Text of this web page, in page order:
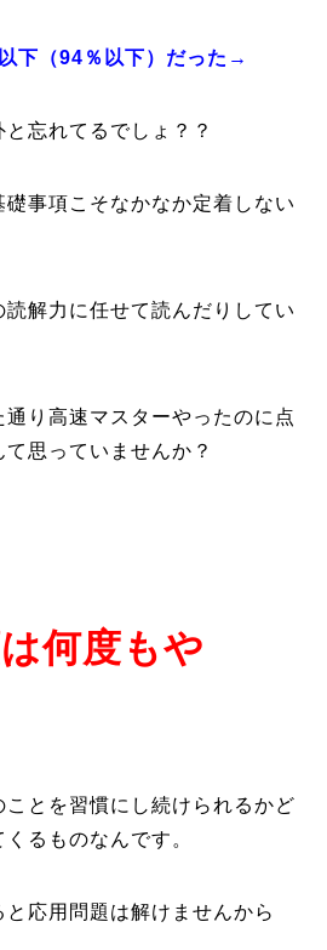
下（94％以下）だった→
忘れてるでしょ？？
事項こそなかなか定着しない
解力に任せて読んだりしてい
通り高速マスターやったのに点
思っていませんか？
は何度もや
とを習慣にし続けられるかど
るものなんです。
応用問題は解けませんから